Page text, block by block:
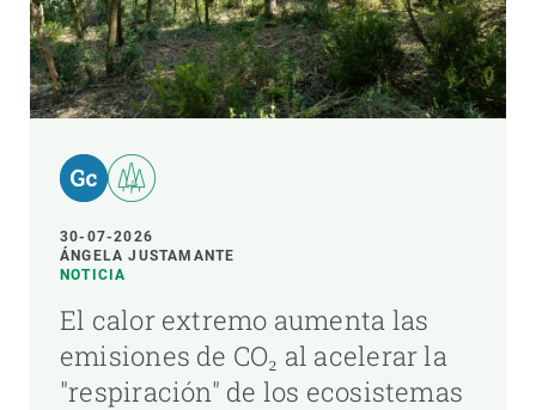
30-07-2026
ÁNGELA JUSTAMANTE
NOTICIA
El calor extremo aumenta las
emisiones de CO₂ al acelerar la
"respiración" de los ecosistemas